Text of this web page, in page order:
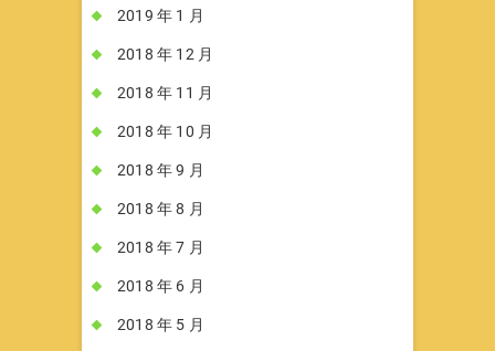
2019 年 1 月
2018 年 12 月
2018 年 11 月
2018 年 10 月
2018 年 9 月
2018 年 8 月
2018 年 7 月
2018 年 6 月
2018 年 5 月